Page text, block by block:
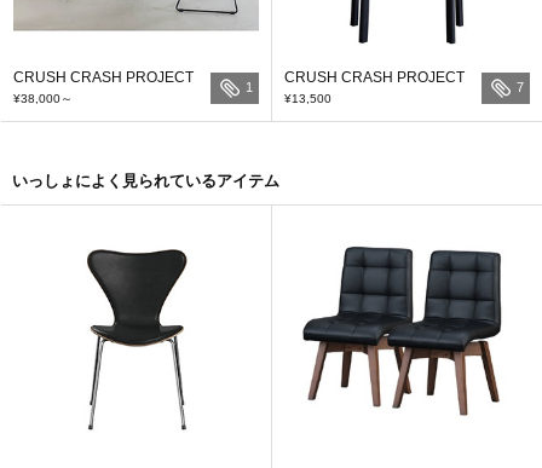
CRUSH CRASH PROJECT
¥38,000～
1
CRUSH CRASH PROJECT
¥13,500
7
いっしょによく見られているアイテム